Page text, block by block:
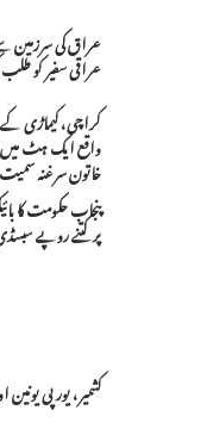
عراق کی
عراقی سفیر کو طلب
کراچی، کیماڑی کے
واقع ایک ہٹ میں
خاتون سرغنہ سمیت 40 ملزمان
پنجاب حکومت کا
پر کتنے روپے
کشمیر، یورپی